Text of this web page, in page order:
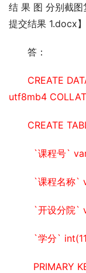
结 果 图 分别截
提交结果 1.docx
答：
CREATE
utf8mb4
CREATE
`课程号`
`课程名称`
`开设分院`
`学分`
PRIMARY